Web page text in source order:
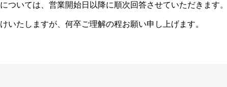
ついては、営業開始日以降に順次回答させていただきます。
いたしますが、何卒ご理解の程お願い申し上げます。